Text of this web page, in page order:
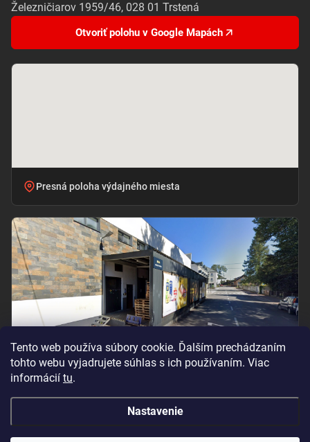
Tento web používa súbory cookie. Ďalším prechádzaním
tohto webu vyjadrujete súhlas s ich používaním. Viac
informácií tu.
Nastavenie
Železničiarov 1959/46, 028 01 Trstená
Otvoriť polohu v Google Mapách
Presná poloha výdajného miesta